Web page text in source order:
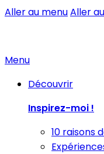
Aller au menuAller
Menu
Découvrir
Inspirez-moi !
10 raisons